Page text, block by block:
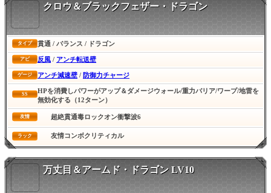
クロウ＆ブラックフェザー・ドラゴン
タイプ 貫通 / バランス / ドラゴン
アビ 反風 / アンチ転送壁
ゲージ アンチ減速壁 / 防御力チャージ
SS
HPを消費しパワーがアップ＆ダメージウォール/重力バリア/ワープ/地雷を
無効化する（12ターン）
友情 超絶貫通毒ロックオン衝撃波6
ラック 友情コンボクリティカル
万丈目＆アームド・ドラゴン LV10